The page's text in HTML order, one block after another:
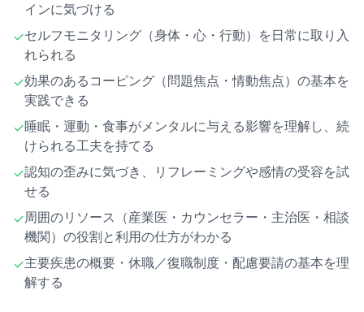
インに気づける
✓セルフモニタリング（身体・心・行動）を日常に取り入
れられる
✓効果のあるコーピング（問題焦点・情動焦点）の基本を
実践できる
✓睡眠・運動・食事がメンタルに与える影響を理解し、続
けられる工夫を持てる
✓認知の歪みに気づき、リフレーミングや感情の受容を試
せる
✓周囲のリソース（産業医・カウンセラー・主治医・相談
機関）の役割と利用の仕方がわかる
✓主要疾患の概要・休職／復職制度・配慮要請の基本を理
解する